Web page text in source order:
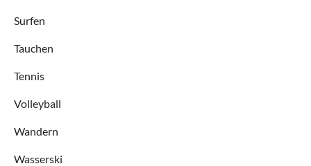
Surfen
Tauchen
Tennis
Volleyball
Wandern
Wasserski